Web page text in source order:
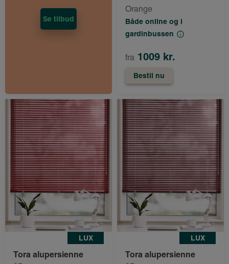
Se tilbud
Orange
Både online og i
gardinbussen
fra 1009 kr.
Bestil nu
LUX
Tora alupersienne
LUX
Tora alupersienne